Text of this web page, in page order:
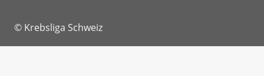
© Krebsliga Schweiz